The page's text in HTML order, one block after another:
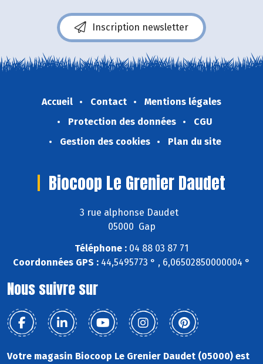
Inscription newsletter
Accueil Contact
Mentions légales
Protection des données
CGU
Gestion des cookies
Plan du site
Biocoop Le Grenier Daudet
3 rue alphonse Daudet
05000 Gap
Téléphone : 04 88 03 87 71
Coordonnées GPS : 44,5495773 ° , 6,06502850000004 °
Nous suivre sur
Votre magasin Biocoop Le Grenier Daudet (05000) est